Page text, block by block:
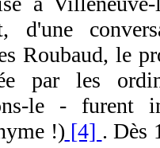
d'une
Roubaud, le
par les
le - furent
!) [4] . Dès